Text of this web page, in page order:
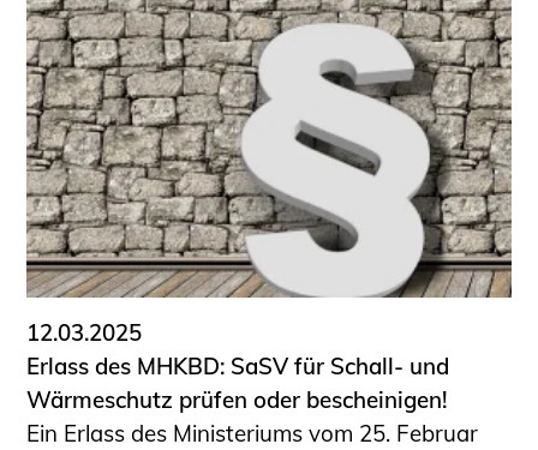
Öffentlich bestellte und vereidigte
Sachverständige
Prüfsachverständige
Qualifizierte Tragwerksplaner/-innen
Bauvorlageberechtigte
Sachkundige für Zustands- und
Funktionsprüfung privater
Abwasserleitungen
Vereinbarungen mit
Ingenieurkammern
Büronachfolge
Zusatzqualifikationen
Geschützter Bereich
12.03.2025
Erlass des MHKBD: SaSV für Schall- und
Wärmeschutz prüfen oder bescheinigen!
Ein Erlass des Ministeriums vom 25. Februar